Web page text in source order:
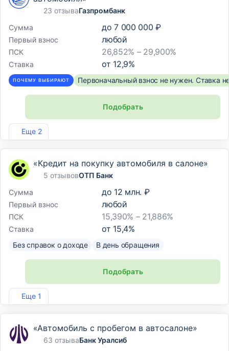
Еще 2
23 отзываГазпромбанк
Сумма
до 7 000 000 ₽
Первый взнос любой
ПСК 26,852% – 29,900%
Ставка от 12,9%
ПОЧЕМУ ВЫБИРАЮТ Первоначальный взнос не нужен. Ставка
Подобрать
Лиц. №354
Еще 1
«Кредит на покупку автомобиля в салоне»
5 отзывовОТП Банк
Сумма
до 12 млн. ₽
Первый взнос любой
ПСК 15,390% – 21,886%
Ставка от 15,4%
Без справок о доходе В день обращения
Подобрать
Лиц. №2766
«Автомобиль с пробегом в автосалоне»
63 отзываБанк Уралсиб